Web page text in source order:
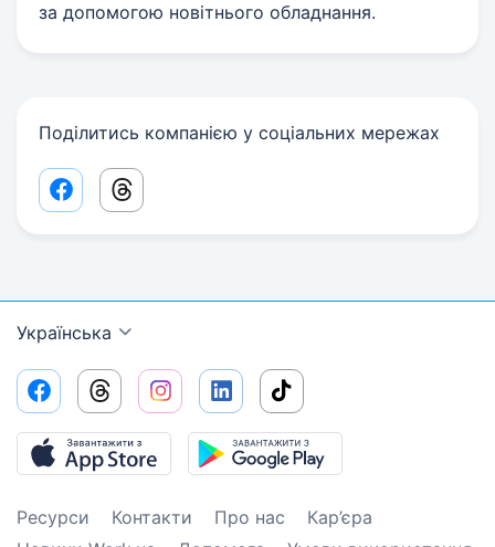
за допомогою новітнього обладнання.
Поділитись компанією у соціальних мережах
Facebook share link
Threads share link
Українська
Ресурси Контакти Про нас
Кар’єра